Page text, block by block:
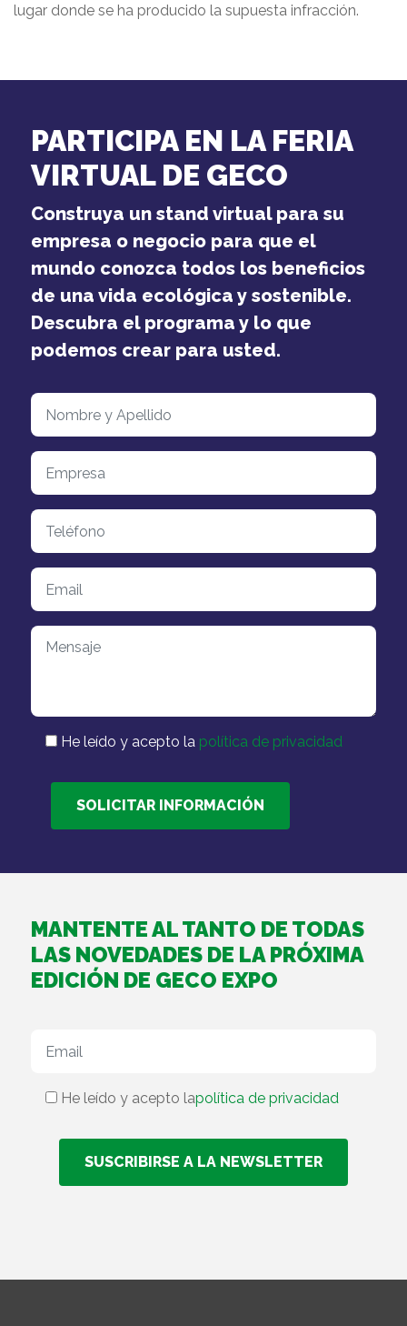
lugar donde se ha producido la supuesta infracción.
PARTICIPA EN LA FERIA
VIRTUAL DE GECO
Construya un stand virtual para su
empresa o negocio para que el
mundo conozca todos los beneficios
de una vida ecológica y sostenible.
Descubra el programa y lo que
podemos crear para usted.
He leído y acepto la política de privacidad
MANTENTE AL TANTO DE TODAS
LAS NOVEDADES DE LA PRÓXIMA
EDICIÓN DE GECO EXPO
He leído y acepto lapolítica de privacidad